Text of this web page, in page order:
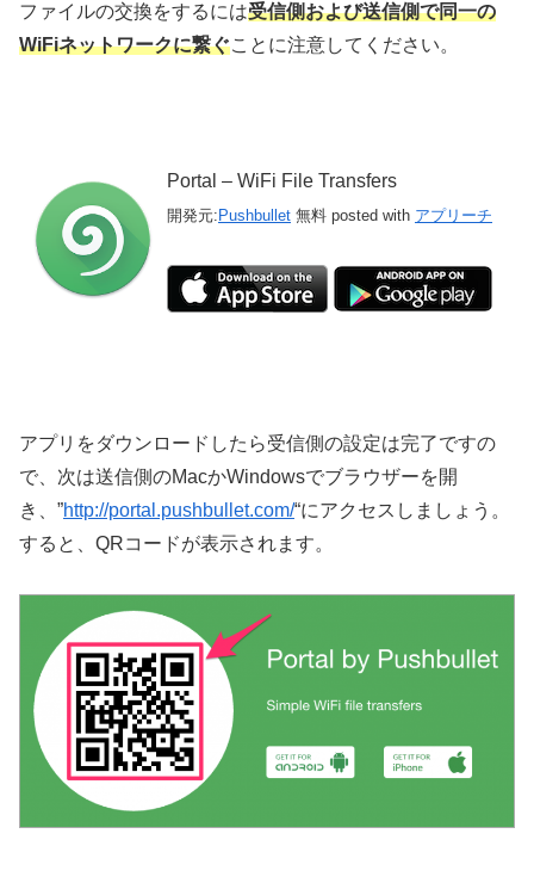
ファイルの交換をするには受信側および送信側で同一の
WiFiネットワークに繋ぐことに注意してください。
Portal – WiFi File Transfers
開発元: Pushbullet 無料 posted with アプリーチ
アプリをダウンロードしたら受信側の設定は完了ですの
で、次は送信側のMacかWindowsでブラウザーを開
き、”http://portal.pushbullet.com/“にアクセスしましょう。
すると、QRコードが表示されます。